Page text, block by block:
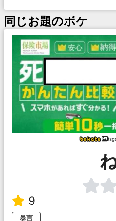
同じお題のボケ
9
暴言